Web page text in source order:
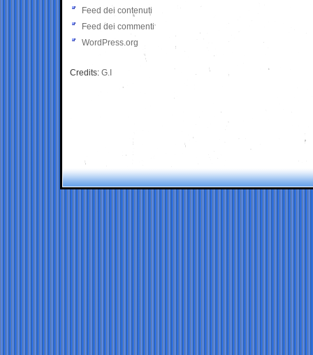
Feed dei contenuti
Feed dei commenti
WordPress.org
Credits: G.I